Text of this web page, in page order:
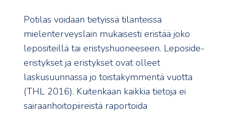
Potilas voidaan tietyissä tilanteissa
mielenterveyslain mukaisesti eristää joko
lepositeillä tai eristyshuoneeseen. Leposide-
eristykset ja eristykset ovat olleet
laskusuunnassa jo toistakymmentä vuotta
(THL 2016). Kuitenkaan kaikkia tietoja ei
sairaanhoitopiireistä raportoida